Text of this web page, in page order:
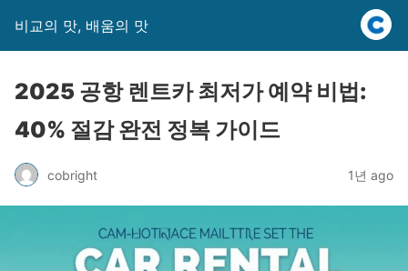
비교의 맛, 배움의 맛
2025 공항 렌트카 최저가 예약 비법:
40% 절감 완전 정복 가이드
cobright 1년 ago